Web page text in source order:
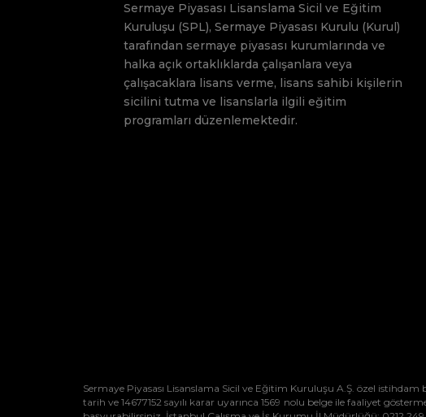
Sermaye Piyasası Lisanslama Sicil ve Eğitim
Kuruluşu (SPL), Sermaye Piyasası Kurulu (Kurul)
tarafından sermaye piyasası kurumlarında ve
halka açık ortaklıklarda çalışanlara veya
çalışacaklara lisans verme, lisans sahibi kişilerin
sicilini tutma ve lisanslarla ilgili eğitim
programları düzenlemektedir.
Sermaye Piyasası Lisanslama Sicil ve Eğitim Kuruluşu A.Ş. özel
tarih ve 14677152 sayılı karar uyarınca 1569 nolu belge ile faaliyet